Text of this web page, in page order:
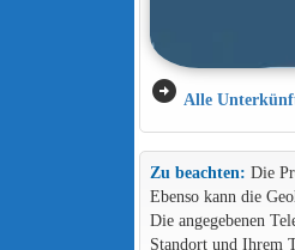
arrow_circle_right Alle
Zu beachten: Die
Ebenso kann die
Die angegebenen
Standort und Ihrem